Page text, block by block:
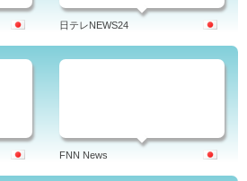
日テレNEWS24
FNN News